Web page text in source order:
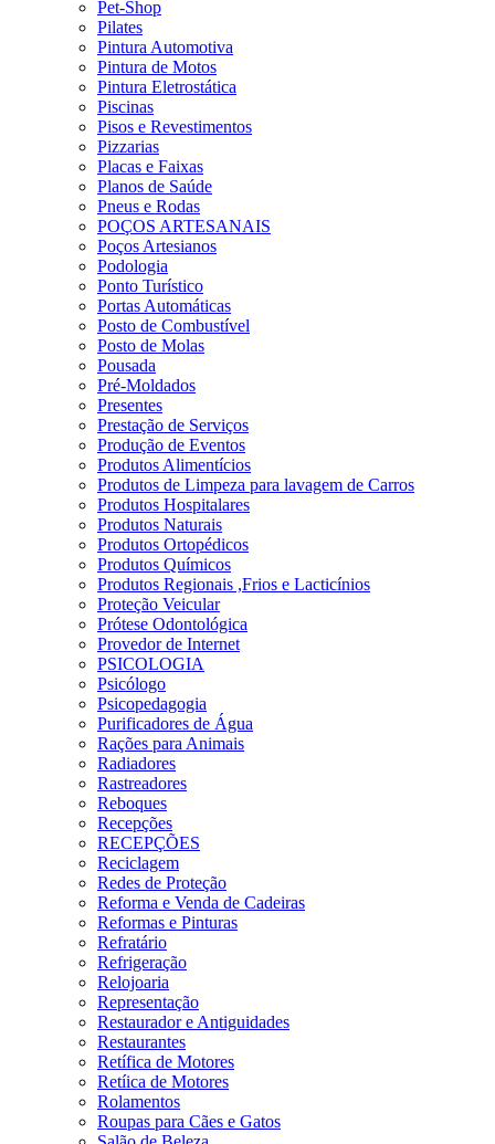
Pet-Shop
Pilates
Pintura Automotiva
Pintura de Motos
Pintura Eletrostática
Piscinas
Pisos e Revestimentos
Pizzarias
Placas e Faixas
Planos de Saúde
Pneus e Rodas
POÇOS ARTESANAIS
Poços Artesianos
Podologia
Ponto Turístico
Portas Automáticas
Posto de Combustível
Posto de Molas
Pousada
Pré-Moldados
Presentes
Prestação de Serviços
Produção de Eventos
Produtos Alimentícios
Produtos de Limpeza para lavagem de Carros
Produtos Hospitalares
Produtos Naturais
Produtos Ortopédicos
Produtos Químicos
Produtos Regionais ,Frios e Lacticínios
Proteção Veicular
Prótese Odontológica
Provedor de Internet
PSICOLOGIA
Psicólogo
Psicopedagogia
Purificadores de Água
Rações para Animais
Radiadores
Rastreadores
Reboques
Recepções
RECEPÇÕES
Reciclagem
Redes de Proteção
Reforma e Venda de Cadeiras
Reformas e Pinturas
Refratário
Refrigeração
Relojoaria
Representação
Restaurador e Antiguidades
Restaurantes
Retífica de Motores
Retíica de Motores
Rolamentos
Roupas para Cães e Gatos